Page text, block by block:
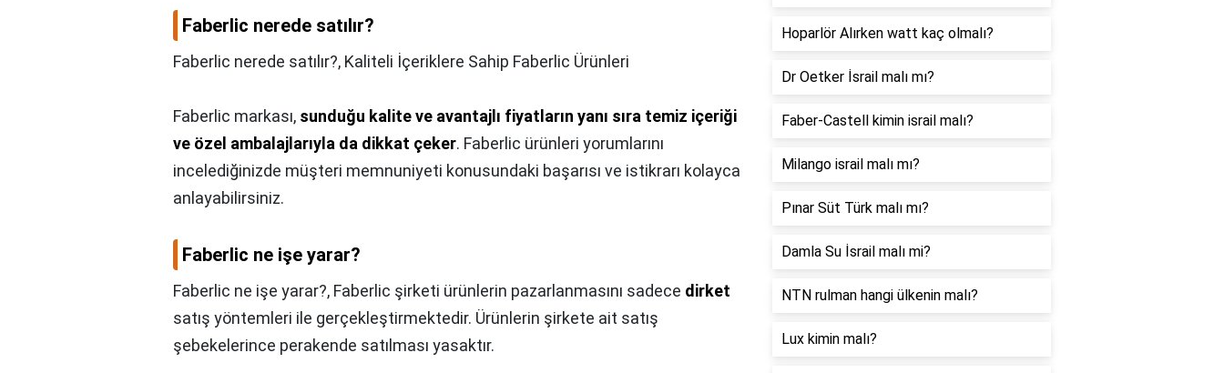
Faberlic nerede satılır?
Faberlic nerede satılır?, Kaliteli İçeriklere Sahip Faberlic Ürünleri
Faberlic markası, sunduğu kalite ve avantajlı fiyatların yanı sıra temiz içeriği
ve özel ambalajlarıyla da dikkat çeker. Faberlic ürünleri yorumlarını
incelediğinizde müşteri memnuniyeti konusundaki başarısı ve istikrarı kolayca
anlayabilirsiniz.
Faberlic ne işe yarar?
Faberlic ne işe yarar?, Faberlic şirketi ürünlerin pazarlanmasını sadece dirket
satış yöntemleri ile gerçekleştirmektedir. Ürünlerin şirkete ait satış
şebekelerince perakende satılması yasaktır.
Hoparlör Alırken watt kaç olmalı?
Dr Oetker İsrail malı mı?
Faber-Castell kimin israil malı?
Milango israil malı mı?
Pınar Süt Türk malı mı?
Damla Su İsrail malı mi?
NTN rulman hangi ülkenin malı?
Lux kimin malı?